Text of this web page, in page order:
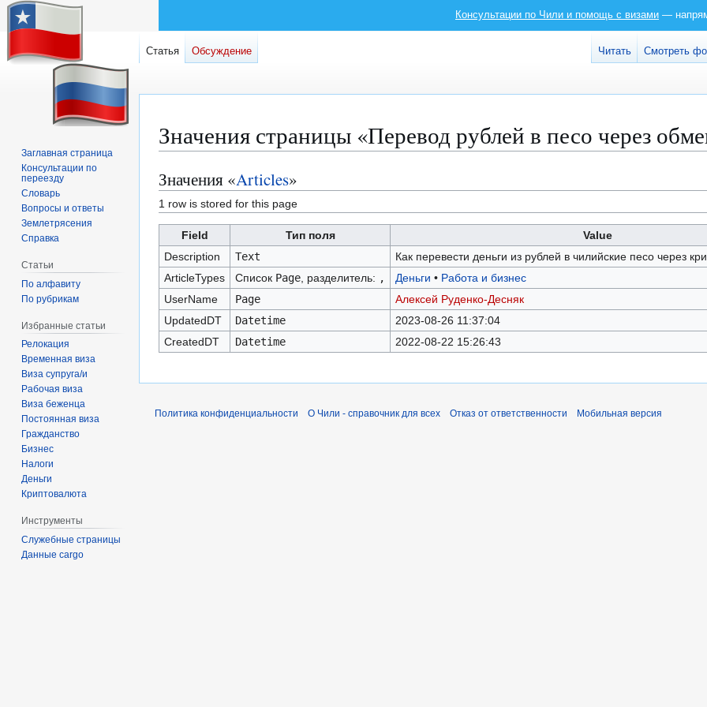
Консультации по Чили и помощь с визами —
Значения страницы «Перевод рублей в песо через
Перейти
к
навигации
Перейти
к
поиску
Значения «Articles»
1 row is stored for this page
Field Тип поля
Value
Description
Text
Как перевести деньги из рублей в чилийские песо через
ArticleTypes
Список Page, разделитель: , Деньги • Работа и бизнес
UserName
Page
Алексей Руденко-Десняк
UpdatedDT
Datetime
2023-08-26 11:37:04
CreatedDT
Datetime 2022-08-22 15:26:43
Статья Обсуждение Читать Смотреть
Заглавная страница
Консультации по
переезду
Словарь
Вопросы и ответы
Землетрясения
Справка
Статьи
По алфавиту
По рубрикам
Избранные статьи
Релокация
Временная виза
Виза супруга/и
Рабочая виза
Виза беженца
Постоянная виза
Гражданство
Бизнес
Налоги
Деньги
Криптовалюта
Инструменты
Служебные страницы
Данные cargo
Политика конфиденциальности О Чили - справочник для всех Отказ от ответственности Мобильная версия